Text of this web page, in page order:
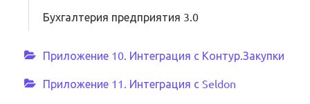
Бухгалтерия предприятия 3.0
Приложение 10. Интеграция с Контур.Закупки
Приложение 11. Интеграция с Seldon